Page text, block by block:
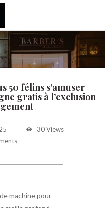
50 félins s’amuser
gratis à l’exclusion
30 Views
machine pour